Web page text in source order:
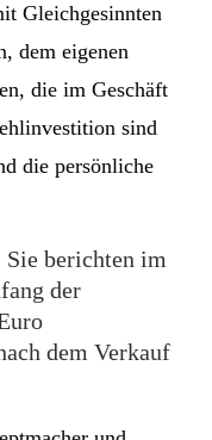
Gleichgesinnten
dem eigenen
die im Geschäft
sind
die persönliche
Sie berichten im
der
dem Verkauf